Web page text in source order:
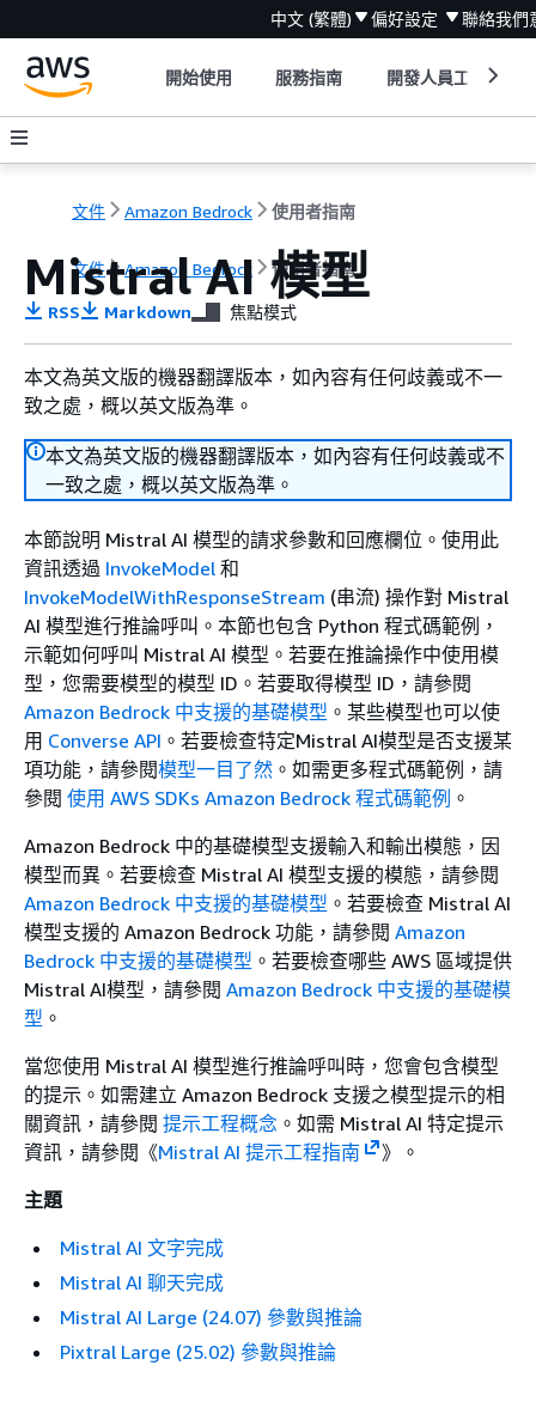
中文 (繁體) 偏好設定 聯絡我們
開始使用 服務指南 開發人員工具
文件 Amazon Bedrock 使用者指南
文件 Amazon Bedrock 使用者指南
Mistral AI 模型
RSS Markdown 焦點模式
本文為英文版的機器翻譯版本，如內容有任何歧義或不一
致之處，概以英文版為準。
本文為英文版的機器翻譯版本，如內容有任何歧義或不
一致之處，概以英文版為準。
本節說明 Mistral AI 模型的請求參數和回應欄位。使用此
資訊透過 InvokeModel 和
InvokeModelWithResponseStream (串流) 操作對 Mistral
AI 模型進行推論呼叫。本節也包含 Python 程式碼範例，
示範如何呼叫 Mistral AI 模型。若要在推論操作中使用模
型，您需要模型的模型 ID。若要取得模型 ID，請參閱
Amazon Bedrock 中支援的基礎模型 。某些模型也可以使
用 Converse API 。若要檢查特定Mistral AI模型是否支援某
項功能，請參閱模型一目了然 。如需更多程式碼範例，請
參閱 使用 AWS SDKs Amazon Bedrock 程式碼範例 。
Amazon Bedrock 中的基礎模型支援輸入和輸出模態，因
模型而異。若要檢查 Mistral AI 模型支援的模態，請參閱
Amazon Bedrock 中支援的基礎模型 。若要檢查 Mistral AI
模型支援的 Amazon Bedrock 功能，請參閱 Amazon
Bedrock 中支援的基礎模型 。若要檢查哪些 AWS 區域提供
Mistral AI模型，請參閱 Amazon Bedrock 中支援的基礎模
型 。
當您使用 Mistral AI 模型進行推論呼叫時，您會包含模型
的提示。如需建立 Amazon Bedrock 支援之模型提示的相
關資訊，請參閱 提示工程概念 。如需 Mistral AI 特定提示
資訊，請參閱《Mistral AI 提示工程指南
》。
主題
Mistral AI 文字完成
Mistral AI 聊天完成
Mistral AI Large (24.07) 參數與推論
Pixtral Large (25.02) 參數與推論